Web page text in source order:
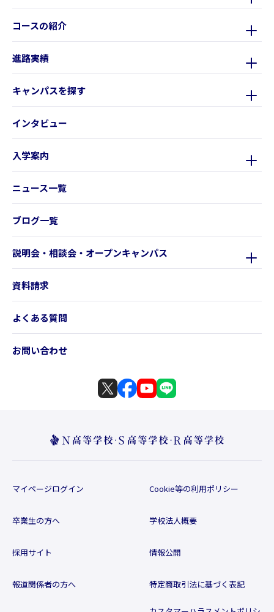
コースの紹介
進路実績
キャンパスを探す
インタビュー
入学案内
ニュース一覧
ブログ一覧
説明会・相談会・オープンキャンパス
資料請求
よくある質問
お問い合わせ
マイページログイン
卒業生の方へ
採用サイト
報道関係者の方へ
Cookie等の利用ポリシー
学校法人概要
情報公開
特定商取引法に基づく表記